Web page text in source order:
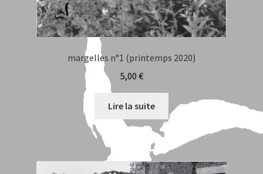
Auteurs
Regards sur nos publications
margelles n°1 (printemps 2020)
5,00 €
Lire la suite